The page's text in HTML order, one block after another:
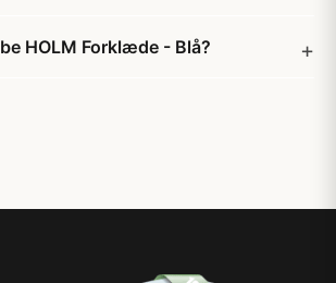
HOLM Forklæde - Blå?